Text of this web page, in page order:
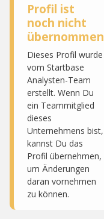
Profil ist
noch nicht
übernommen
Dieses Profil wurde
vom Startbase
Analysten-Team
erstellt. Wenn Du
ein Teammitglied
dieses
Unternehmens bist,
kannst Du das
Profil übernehmen,
um Änderungen
daran vornehmen
zu können.